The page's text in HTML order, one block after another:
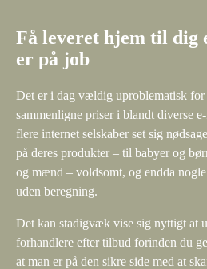
Få leveret hjem til dig
er på job
Det er i dag vældig uproblematisk for
sammenligne priser i blandt diverse
flere internet selskaber set sig
på deres produkter – til babyer og
og mænd – voldsomt, og endda
uden beregning.
Det kan stadigvæk vise sig nyttigt at
forhandlere efter tilbud forinden du
at man er på den sikre side med at